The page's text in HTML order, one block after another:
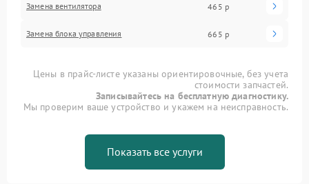
Замена вентилятора 465 р
Замена блока управления 665 р
Цены в прайс-листе указаны ориентировочные, без учета
стоимости запчастей.
Записывайтесь на бесплатную диагностику.
Мы проверим ваше устройство и укажем на неисправность.
Показать все услуги